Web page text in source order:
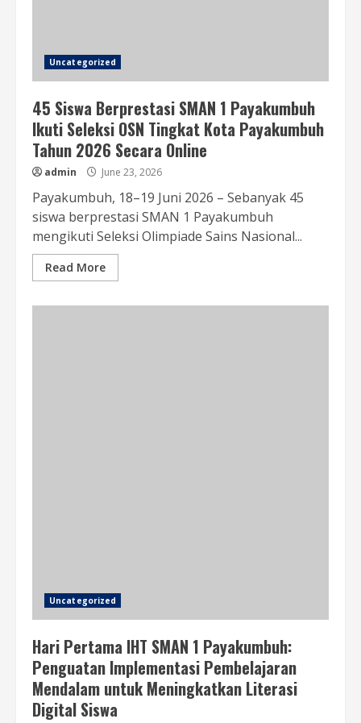
Uncategorized
45 Siswa Berprestasi SMAN 1 Payakumbuh
Ikuti Seleksi OSN Tingkat Kota Payakumbuh
Tahun 2026 Secara Online
admin June 23, 2026
Payakumbuh, 18–19 Juni 2026 – Sebanyak 45
siswa berprestasi SMAN 1 Payakumbuh
mengikuti Seleksi Olimpiade Sains Nasional...
Read More
Uncategorized
Hari Pertama IHT SMAN 1 Payakumbuh:
Penguatan Implementasi Pembelajaran
Mendalam untuk Meningkatkan Literasi
Digital Siswa